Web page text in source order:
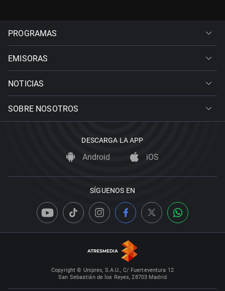
PROGRAMAS
EMISORAS
NOTICIAS
SOBRE NOSOTROS
DESCARGA LA APP
Android iOS
SÍGUENOS EN
Copyright © Uniprex, S.A.U., C/ Fuerteventura 12
San Sebastián de los Reyes, 28703 Madrid